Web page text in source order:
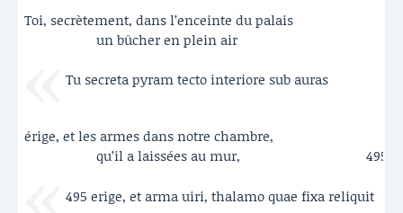
Toi, secrètement, dans l’enceinte du palais
un bûcher en plein air
Tu secreta pyram tecto interiore sub auras
érige, et les armes dans notre chambre,
qu’il a laissées au mur,
495
495 erige, et arma uiri, thalamo quae fixa reliquit